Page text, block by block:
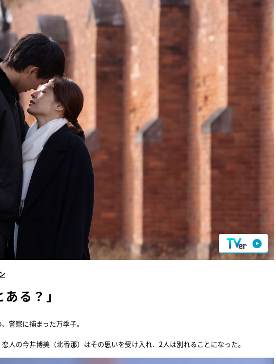
る？」
警察に捕まった万季子。
人の今井博美（北香那）はその思いを受け入れ、2人は別れることになった。